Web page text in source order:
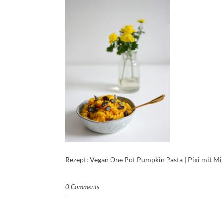
Rezept: Vegan One Pot Pumpkin Pasta | Pixi mit
0 Comments